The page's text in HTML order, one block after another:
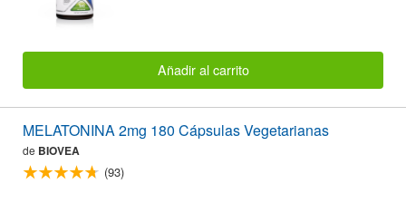
Añadir al carrito
MELATONINA 2mg 180 Cápsulas Vegetarianas
de BIOVEA
(93)